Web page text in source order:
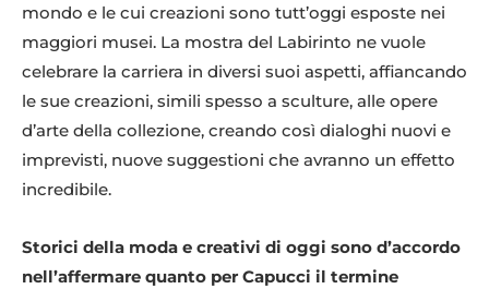
mondo e le cui creazioni sono tutt’oggi esposte nei
maggiori musei. La mostra del Labirinto ne vuole
celebrare la carriera in diversi suoi aspetti, affiancando
le sue creazioni, simili spesso a sculture, alle opere
d’arte della collezione, creando così dialoghi nuovi e
imprevisti, nuove suggestioni che avranno un effetto
incredibile.
Storici della moda e creativi di oggi sono d’accordo
nell’affermare quanto per Capucci il termine